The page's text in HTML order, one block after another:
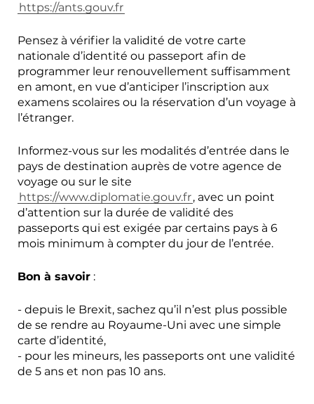
https://ants.gouv.fr
Pensez à vérifier la validité de votre carte
nationale d’identité ou passeport afin de
programmer leur renouvellement suffisamment
en amont, en vue d’anticiper l’inscription aux
examens scolaires ou la réservation d’un voyage à
l’étranger.
Informez-vous sur les modalités d’entrée dans le
pays de destination auprès de votre agence de
voyage ou sur le site
https://www.diplomatie.gouv.fr, avec un point
d’attention sur la durée de validité des
passeports qui est exigée par certains pays à 6
mois minimum à compter du jour de l’entrée.
Bon à savoir :
- depuis le Brexit, sachez qu’il n’est plus possible
de se rendre au Royaume-Uni avec une simple
carte d’identité,
- pour les mineurs, les passeports ont une validité
de 5 ans et non pas 10 ans.